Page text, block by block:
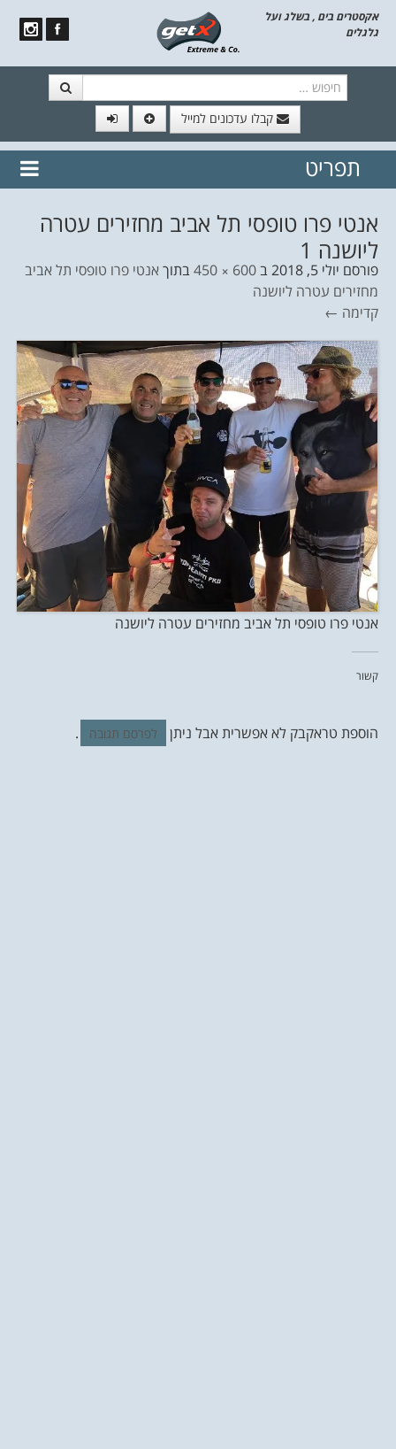
אקסטרים בים , בשלג ועל
גלגלים
קבלו עדכונים למייל
// הצטרף לרשימת תפוצה!
נשמח
תפריט
אנטי פרו טופסי תל אביב מחזירים עטרה
ליושנה 1
פורסם יולי 5, 2018 ב600 × 450 בתוךאנטי פרו טופסי תל אביב
מחזירים עטרה ליושנה
קדימה ←
אנטי פרו טופסי תל אביב מחזירים עטרה ליושנה
קשור
הוספת טראקבק לא אפשרית אבל ניתן לפרסם תגובה .